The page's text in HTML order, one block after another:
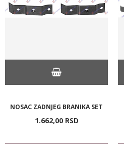
NOSAC ZADNJEG BRANIKA SET
1.662,00 RSD